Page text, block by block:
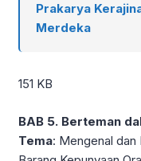
Prakarya
Merdeka
151 KB
BAB 5. Berteman
Tema: Mengenal